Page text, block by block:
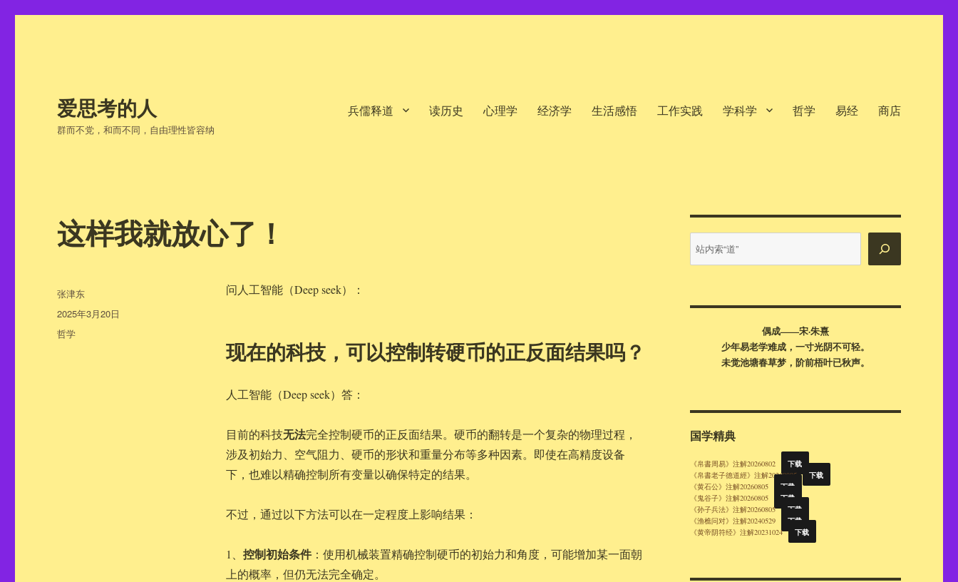
爱思考的人
群而不党，和而不同，自由理性皆容纳
兵儒释道 读历史 心理学 经济学 生活感悟 工作实践 学科学 哲学 易经 商店
这样我就放心了！
问人工智能（Deep seek）：
现在的科技，可以控制转硬币的正反面结果吗？
人工智能（Deep seek）答：
目前的科技无法完全控制硬币的正反面结果。硬币的翻转是一个复杂的物理过程，
涉及初始力、空气阻力、硬币的形状和重量分布等多种因素。即使在高精度设备
下，也难以精确控制所有变量以确保特定的结果。
不过，通过以下方法可以在一定程度上影响结果：
1、 控制初始条件：使用机械装置精确控制硬币的初始力和角度，可能增加某一面朝
上的概率，但仍无法完全确定。
作
者
张津东
发
布
于
2025年3月20日
分
哲学
内
搜
偶成——宋·朱熹
少年易老学难成，一寸光阴不可轻。
未觉池塘春草梦，阶前梧叶已秋声。
国学精典
《帛書周易》注解20260802 下载
《帛書老子德道經》注解20260805 下载
《黄石公》注解20260805 下载
《鬼谷子》注解20260805 下载
《孙子兵法》注解20260805 下载
《渔樵问对》注解20240529 下载
《黄帝阴符经》注解20231024 下载